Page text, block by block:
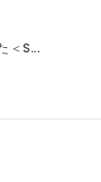
＜S...